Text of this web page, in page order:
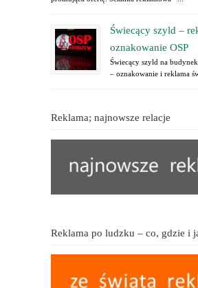
Świecący szyld –
oznakowanie OSP
Świecący szyld na
– oznakowanie i reklama
Reklama; najnowsze relacje
Reklama po ludzku – co, gdzie i